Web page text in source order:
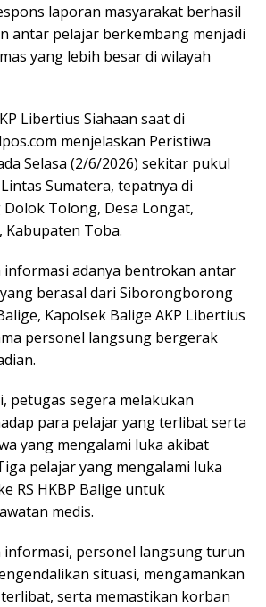
laporan masyarakat berhasil
antar pelajar berkembang menjadi
yang lebih besar di wilayah
Libertius Siahaan saat di
menjelaskan Peristiwa
Selasa (2/6/2026) sekitar pukul
Lintas Sumatera, tepatnya di
Dolok Tolong, Desa Longat,
Kabupaten Toba.
informasi adanya bentrokan antar
berasal dari Siborongborong
Kapolsek Balige AKP Libertius
personel langsung bergerak
petugas segera melakukan
para pelajar yang terlibat serta
yang mengalami luka akibat
pelajar yang mengalami luka
RS HKBP Balige untuk
medis.
informasi, personel langsung turun
situasi, mengamankan
serta memastikan korban